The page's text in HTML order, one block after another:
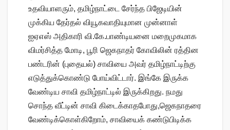
உதவியாளரும், தமிழ்நாட்டை சேர்ந்த பிஜேடியின்
முக்கிய தேர்தல் வியூகவாதியுமான முன்னாள்
ஐஏஎஸ் அதிகாரி வி.கே.பாண்டியனை மறைமுகமாக
விமர்சித்த மோடி, பூரி ஜெகநாதர் கோவிலின் ரத்தின
பண்டரின் (புதையல்) சாவியை அவர் தமிழ்நாட்டிற்கு
எடுத்துக்கொண்டு போய்விட்டார். இங்கே இருக்க
வேண்டிய சாவி தமிழ்நாட்டில் இருக்கிறது. நமது
சொந்த வீட்டின் சாவி கிடைக்காதபோது,​​ஜெகநாதரை
வேண்டிக்கொள்கிறோம், சாவியைக் கண்டுபிடிக்க